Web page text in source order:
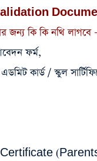
জন্য কি কি নথি লাগবে
ফর্ম,
কার্ড / স্কুল